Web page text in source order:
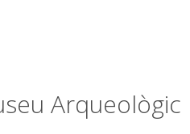
Arqueològic